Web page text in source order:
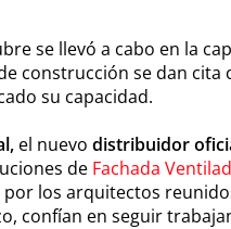
se llevó a cabo en la
construcción se dan cita
su capacidad.
el nuevo distribuidor
de Fachada
los arquitectos
confían en seguir